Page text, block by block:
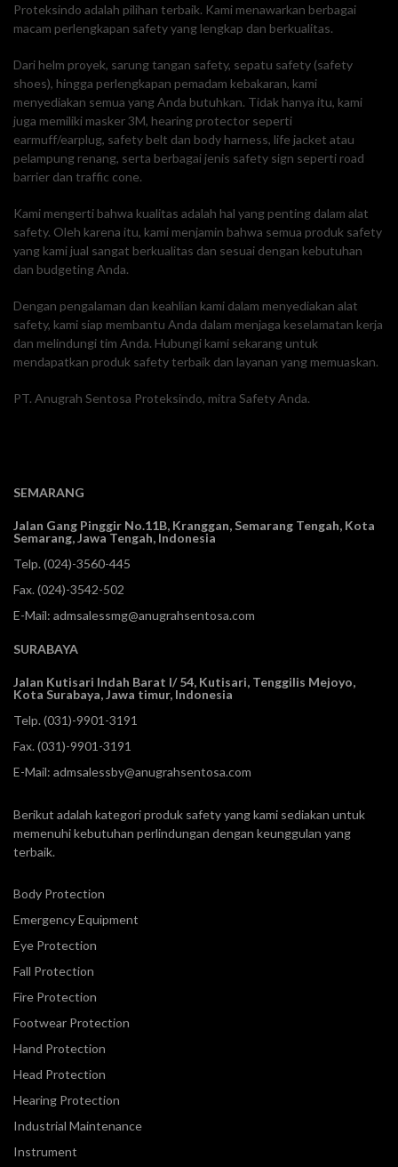
Proteksindo adalah pilihan terbaik. Kami menawarkan berbagai
macam perlengkapan safety yang lengkap dan berkualitas.
Dari helm proyek, sarung tangan safety, sepatu safety (safety
shoes), hingga perlengkapan pemadam kebakaran, kami
menyediakan semua yang Anda butuhkan. Tidak hanya itu, kami
juga memiliki masker 3M, hearing protector seperti
earmuff/earplug, safety belt dan body harness, life jacket atau
pelampung renang, serta berbagai jenis safety sign seperti road
barrier dan traffic cone.
Kami mengerti bahwa kualitas adalah hal yang penting dalam alat
safety. Oleh karena itu, kami menjamin bahwa semua produk safety
yang kami jual sangat berkualitas dan sesuai dengan kebutuhan
dan budgeting Anda.
Dengan pengalaman dan keahlian kami dalam menyediakan alat
safety, kami siap membantu Anda dalam menjaga keselamatan kerja
dan melindungi tim Anda. Hubungi kami sekarang untuk
mendapatkan produk safety terbaik dan layanan yang memuaskan.
PT. Anugrah Sentosa Proteksindo, mitra Safety Anda.
SEMARANG
Jalan Gang Pinggir No.11B, Kranggan,Semarang Tengah, Kota
Semarang, Jawa Tengah, Indonesia
Telp.(024)-3560-445
Fax. (024)-3542-502
E-Mail: admsalessmg@anugrahsentosa.com
SURABAYA
Jalan Kutisari Indah Barat I/ 54, Kutisari, Tenggilis Mejoyo,
Kota Surabaya, Jawa timur, Indonesia
Telp.(031)-9901-3191
Fax. (031)-9901-3191
E-Mail: admsalessby@anugrahsentosa.com
Berikut adalah kategori produk safety yang kami sediakan untuk
memenuhi kebutuhan perlindungan dengan keunggulan yang
terbaik.
Body Protection
Emergency Equipment
Eye Protection
Fall Protection
Fire Protection
Footwear Protection
Hand Protection
Head Protection
Hearing Protection
Industrial Maintenance
Instrument